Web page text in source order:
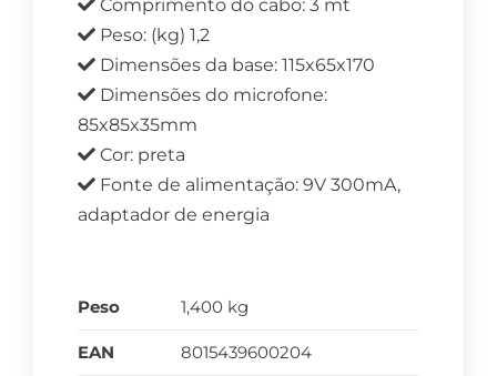
Comprimento do cabo: 3 mt
Peso: (kg) 1,2
Dimensões da base: 115x65x170
Dimensões do microfone:
85x85x35mm
Cor: preta
Fonte de alimentação: 9V 300mA,
adaptador de energia
Peso 1,400 kg
EAN 8015439600204